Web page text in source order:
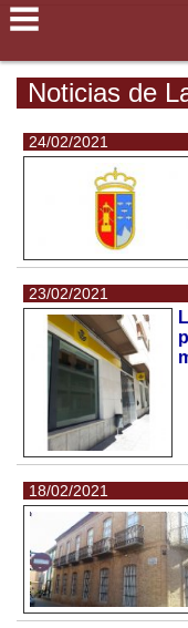
Noticias de
24/02/2021
23/02/2021
18/02/2021